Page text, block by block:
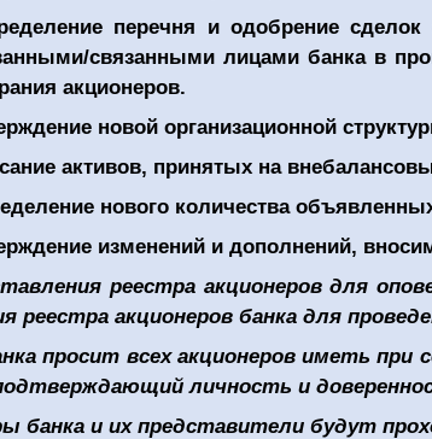
перечня и одобрение
связанными лицами банка в
акционеров.
новой организационной
активов, принятых на
нового количества
изменений и дополнений,
реестра акционеров для
реестра акционеров банка для
просит всех акционеров иметь
личность и
банка и их представители будут